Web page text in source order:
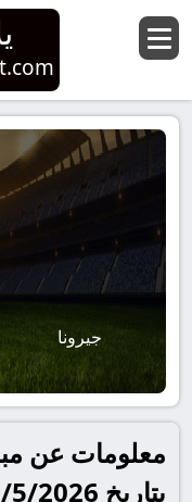
جيرونا
معلومات عن
بتاريخ 1/5/2026 في الدوري الإسباني